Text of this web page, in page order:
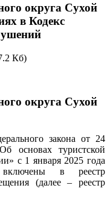
округа Сухой
в Кодекс
Кб)
округа Сухой
закона от 24
туристской
с 1 января 2025 года
в реестр
(далее – реестр